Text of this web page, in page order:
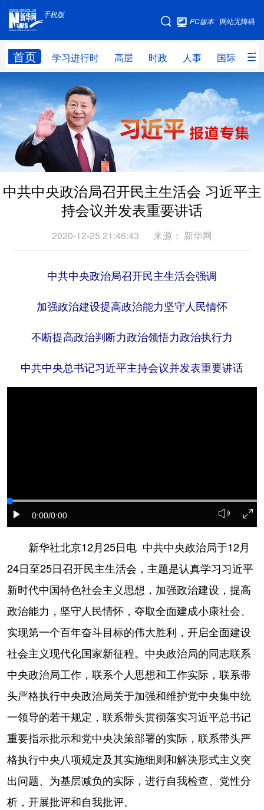
手机版
网站无障碍
PC版本
首页 学习进行时 高层 时政 人事 国际 财
手机版
网站地图
学习进行时 高层 人事
国际 财经 网评 港澳
台湾 思客智库 全球连线 教育
科技 科创 量子
文化 书画 健康 军事
视频 图片
中央文件 金融
城市 旅游 能源 会展
彩票 娱乐 时尚 悦读
公益 一带一路 亚太网 上市公司
文化产业
江西
山东 河南 湖北 湖南
广东 广西 海南 重庆
陕西 甘肃 青海 宁夏
新疆 内蒙古 黑龙江
多语种频道
English Español Français عربى
Русский язык 日本語 한국어
中共中央政治局召开民主生活会 习近平主
持会议并发表重要讲话
2020-12-25 21:46:43 来源： 新华网
中共中央政治局召开民主生活会强调
加强政治建设提高政治能力坚守人民情怀
不断提高政治判断力政治领悟力政治执行力
中共中央总书记习近平主持会议并发表重要讲话
0:00/0:00
新华社北京12月25日电 中共中央政治局于12月
24日至25日召开民主生活会，主题是认真学习习近平
新时代中国特色社会主义思想，加强政治建设，提高
政治能力，坚守人民情怀，夺取全面建成小康社会、
实现第一个百年奋斗目标的伟大胜利，开启全面建设
社会主义现代化国家新征程。中央政治局的同志联系
中央政治局工作，联系个人思想和工作实际，联系带
头严格执行中央政治局关于加强和维护党中央集中统
一领导的若干规定，联系带头贯彻落实习近平总书记
重要指示批示和党中央决策部署的实际，联系带头严
格执行中央八项规定及其实施细则和解决形式主义突
出问题、为基层减负的实际，进行自我检查、党性分
析，开展批评和自我批评。